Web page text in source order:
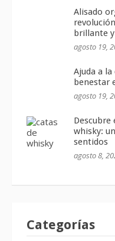
Alisado
brillante
agosto 19,
Ajuda a
benestar
agosto 19,
Descubre
whisky:
sentidos
agosto 8,
Categorías